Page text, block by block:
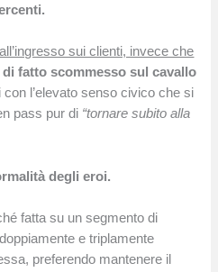
sui clienti, invece che
di fatto scommesso sul cavallo
con l’elevato senso civico che si
pass pur di “tornare subito alla
degli eroi.
fatta su un segmento di
e triplamente
preferendo mantenere il